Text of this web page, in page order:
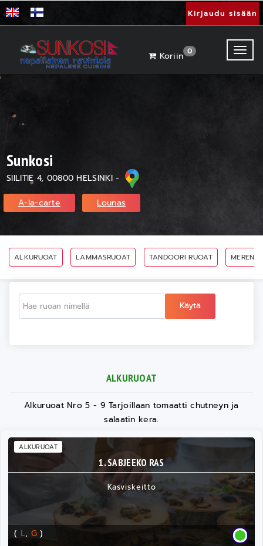
Kirjaudu sisään
Koriin0
Sunkosi
SIILITIE 4, 00800 HELSINKI -
A-la-carte Lounas
ALKURUOAT LAMMASRUOAT TANDOORI RUOAT MEREN
Käytä
ALKURUOAT
Alkuruoat Nro 5 - 9 Tarjoillaan tomaatti chutneyn ja
salaatin kera.
1. SABJEEKO RAS
Kasviskeitto
( L, G )
ALKURUOAT